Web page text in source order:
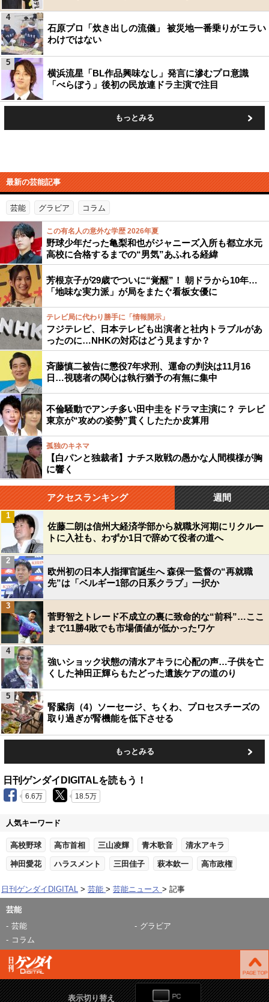
石原プロ「炊き出しの流儀」 被災地一番乗りがエラい
わけではない
4
横浜流星「BL作品興味なし」発言に滲むプロ意識
「べらぼう」後初の民放連ドラ主演で注目
5
もっとみる
最新の芸能記事
芸能 グラビア コラム
この有名人の意外な学歴 2026年夏
野球少年だった亀梨和也がジャニーズ入所も都立水元
高校に合格するまでの“男気”あふれる経緯
芳根京子が29歳でついに“覚醒”！ 朝ドラから10年…
「地味な実力派」が局をまたぐ看板女優に
テレビ局に代わり勝手に「情報開示」
フジテレビ、日本テレビも出演者と社内トラブルがあ
ったのに…NHKの対応はどう見ますか？
斉藤慎二被告に懲役7年求刑、運命の判決は11月16
日…視聴者の関心は執行猶予の有無に集中
不倫騒動でアンチ多い田中圭をドラマ主演に？ テレビ
東京が“攻めの姿勢”貫くしたたか皮算用
孤独のキネマ
【白パンと独裁者】ナチス敗戦の愚かな人間模様が胸
に響く
アクセスランキング 週間
佐藤二朗は信州大経済学部から就職氷河期にリクルー
トに入社も、わずか1日で辞めて役者の道へ
1
欧州初の日本人指揮官誕生へ 森保一監督の“再就職
先”は「ベルギー1部の日系クラブ」一択か
2
菅野智之トレード不成立の裏に致命的な“前科”…ここ
まで11勝4敗でも市場価値が低かったワケ
3
強いショック状態の清水アキラに心配の声…子供を亡
くした神田正輝らもたどった遺族ケアの道のり
4
腎臓病（4）ソーセージ、ちくわ、プロセスチーズの
取り過ぎが腎機能を低下させる
5
もっとみる
日刊ゲンダイDIGITALを読もう！
6.6万 18.5万
人気キーワード
高校野球 高市首相 三山凌輝 青木歌音 清水アキラ
神田愛花 ハラスメント 三田佳子 萩本欽一 高市政権
日刊ゲンダイDIGITAL 芸能 芸能ニュース 記事
芸能
芸能
グラビア
コラム
表示切り替え